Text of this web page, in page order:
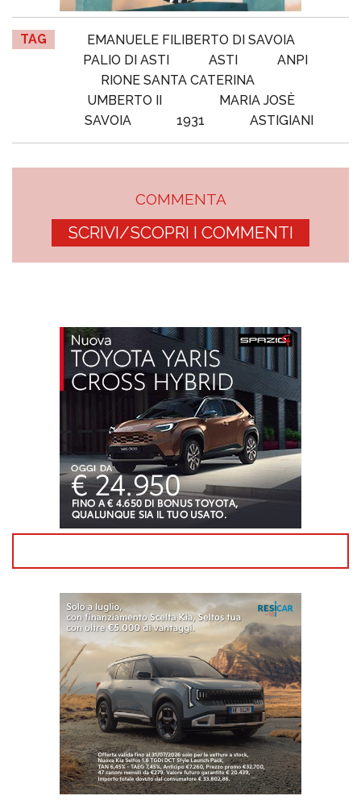
TAG
EMANUELE FILIBERTO DI SAVOIA
PALIO DI ASTI
ASTI
ANPI
RIONE SANTA CATERINA
UMBERTO II
MARIA JOSÈ
SAVOIA
1931 ASTIGIANI
COMMENTA
SCRIVI/SCOPRI I COMMENTI